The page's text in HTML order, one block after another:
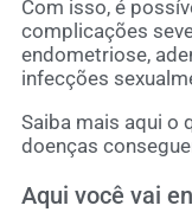
Com isso, é
complicações
endometriose,
infecções
Saiba mais aqui o
doenças
Aqui você vai